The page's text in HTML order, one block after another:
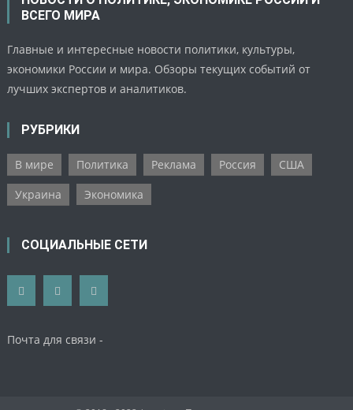
ВСЕГО МИРА
Главные и интересные новости политики, культуры,
экономики России и мира. Обзоры текущих событий от
лучших экспертов и аналитиков.
РУБРИКИ
В мире Политика Реклама Россия
США
Украина
Экономика
СОЦИАЛЬНЫЕ СЕТИ
Почта для связи -